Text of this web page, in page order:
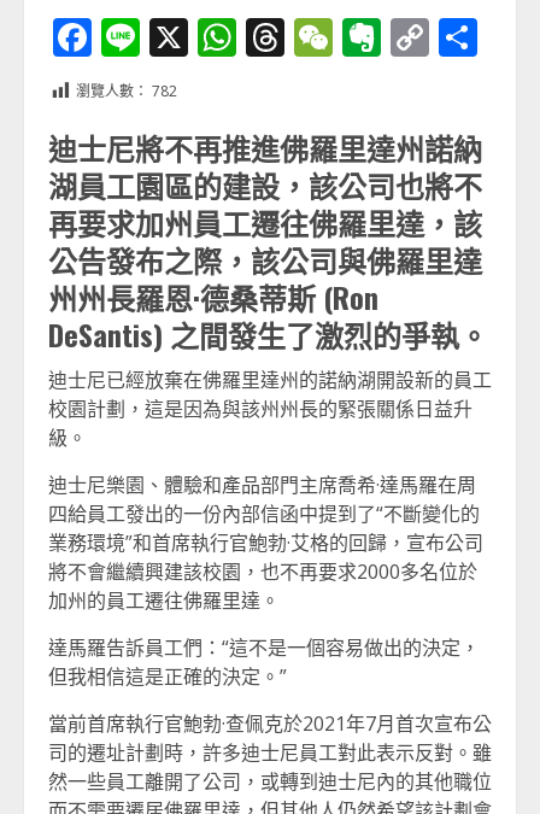
Facebook
Line
X WhatsApp
Threads
WeChat
Evernote
Copy
瀏覽人數： 782
迪士尼將不再推進佛羅里達州諾納
湖員工園區的建設，該公司也將不
再要求加州員工遷往佛羅里達，該
公告發布之際，該公司與佛羅里達
州州長羅恩·德桑蒂斯 (Ron
DeSantis) 之間發生了激烈的爭執。
迪士尼已經放棄在佛羅里達州的諾納湖開設新的員工
校園計劃，這是因為與該州州長的緊張關係日益升
級。
迪士尼樂園、體驗和產品部門主席喬希·達馬羅在周
四給員工發出的一份內部信函中提到了“不斷變化的
業務環境”和首席執行官鮑勃·艾格的回歸，宣布公司
將不會繼續興建該校園，也不再要求2000多名位於
加州的員工遷往佛羅里達。
達馬羅告訴員工們：“這不是一個容易做出的決定，
但我相信這是正確的決定。”
當前首席執行官鮑勃·查佩克於2021年7月首次宣布公
司的遷址計劃時，許多迪士尼員工對此表示反對。雖
然一些員工離開了公司，或轉到迪士尼內的其他職位